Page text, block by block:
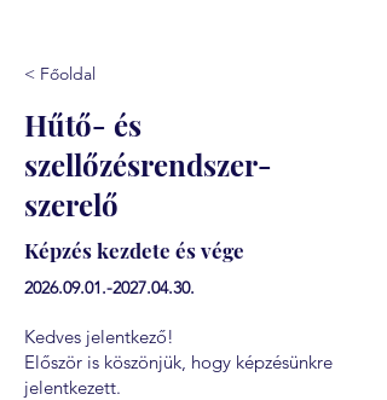
< Főoldal
Hűtő- és
szellőzésrendszer-
szerelő
Képzés kezdete és vége
2026.09.01.-2027.04.30.
Kedves jelentkező!
Először is köszönjük, hogy képzésünkre
jelentkezett.